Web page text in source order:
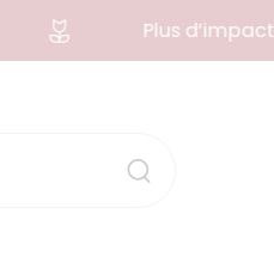
Plus d’impact